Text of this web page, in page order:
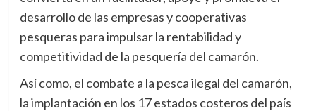
desarrollo de las empresas y cooperativas
pesqueras para impulsar la rentabilidad y
competitividad de la pesquería del camarón.
Así como, el combate a la pesca ilegal del camarón,
la implantación en los 17 estados costeros del país